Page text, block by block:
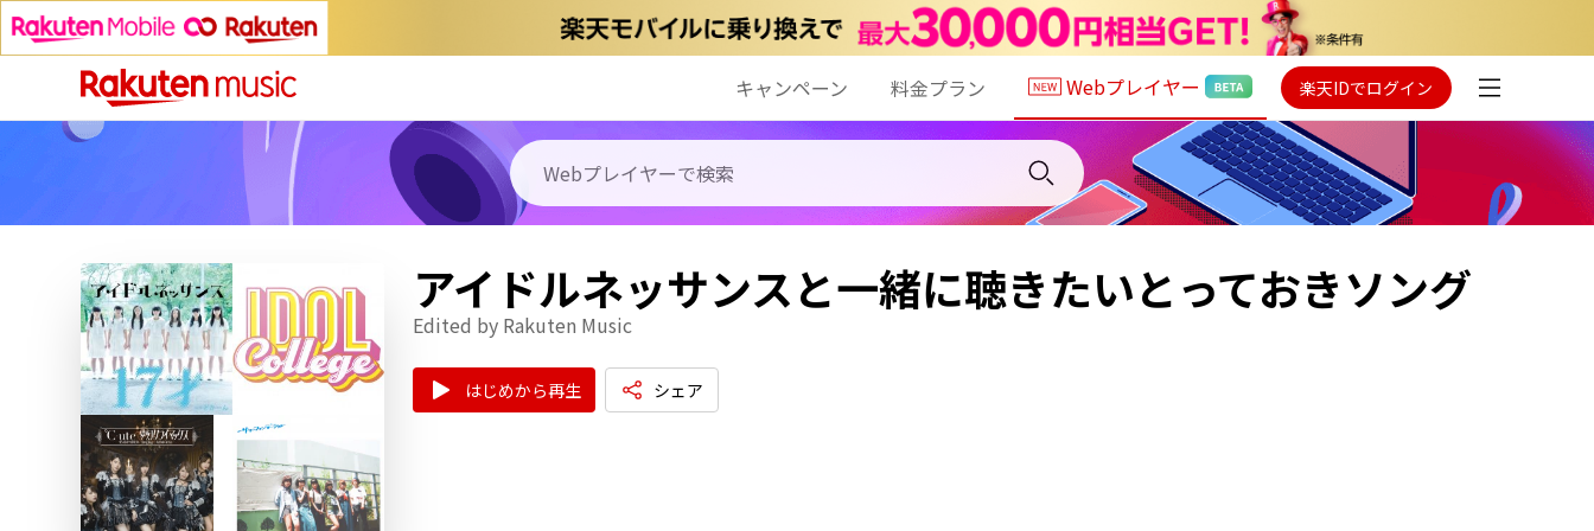
キャンペーン 料金プラン Webプレイヤー 楽天IDでログイン
アイドルネッサンスと一緒に聴きたいとっておきソング
Edited by Rakuten Music
はじめから再生 シェア